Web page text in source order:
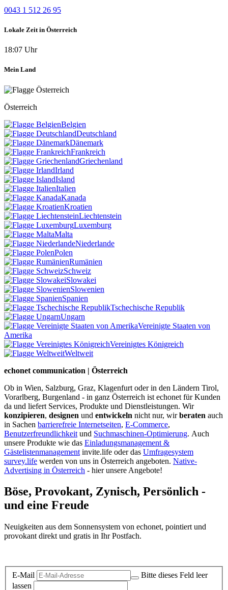
0043 1 512 26 95
Lokale Zeit in Österreich
18:07 Uhr
Mein Land
Österreich
Belgien
Deutschland
Dänemark
Frankreich
Griechenland
Irland
Island
Italien
Kanada
Kroatien
Liechtenstein
Luxemburg
Malta
Niederlande
Polen
Rumänien
Schweiz
Slowakei
Slowenien
Spanien
Tschechische Republik
Ungarn
Vereinigte Staaten von
Amerika
Vereinigtes Königreich
Weltweit
echonet communication | Österreich
Ob in Wien, Salzburg, Graz, Klagenfurt oder in den Ländern Tirol,
Vorarlberg, Burgenland - in ganz Österreich ist echonet für Kunden
da und liefert Services, Produkte und Dienstleistungen. Wir
konzipieren, designen und entwickeln nicht nur, wirberaten auch
in Sachen barrierefreie Internetseiten, E-Commerce,
Benutzerfreundlichkeit und Suchmaschinen-Optimierung. Auch
unsere Produkte wie das Einladungsmanagement &
Gästelistenmanagement invite.life oder das Umfragesystem
survey.life werden von uns in Österreich angeboten. Native-
Advertising in Österreich - hier unsere Angebote!
Böse, Provokant, Zynisch, Persönlich -
und eine Freude
Neuigkeiten aus dem Sonnensystem von echonet, pointiert und
provokant direkt und gratis in Ihr Postfach.
E-Mail
Bitte dieses Feld leer
lassen